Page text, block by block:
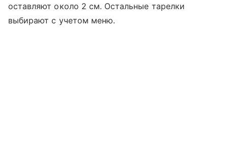
оставляют около 2 см. Остальные тарелки
выбирают с учетом меню.